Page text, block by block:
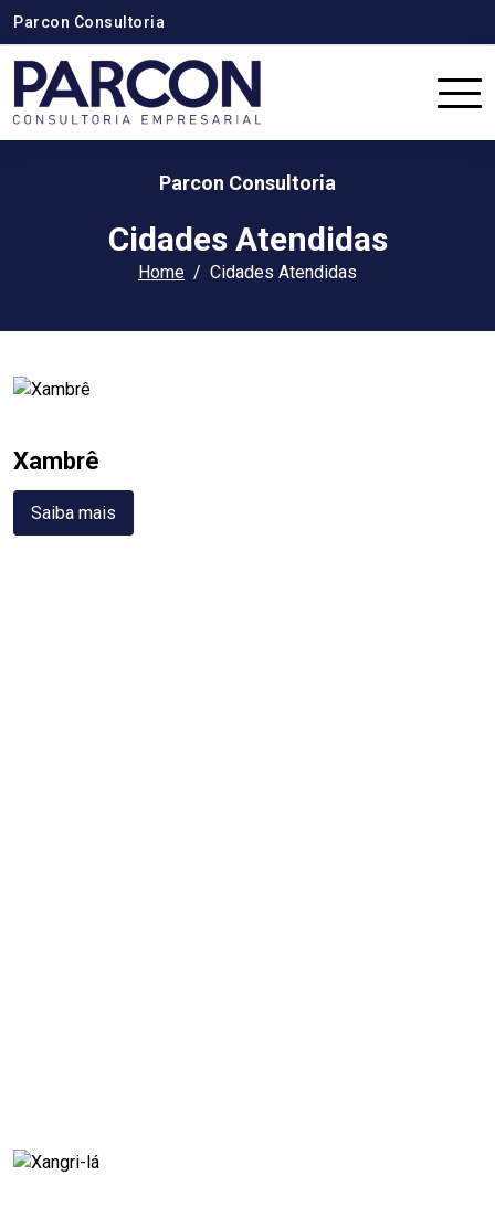
Parcon Consultoria
Parcon Consultoria
Cidades Atendidas
Home Cidades Atendidas
Xambrê
Saiba mais